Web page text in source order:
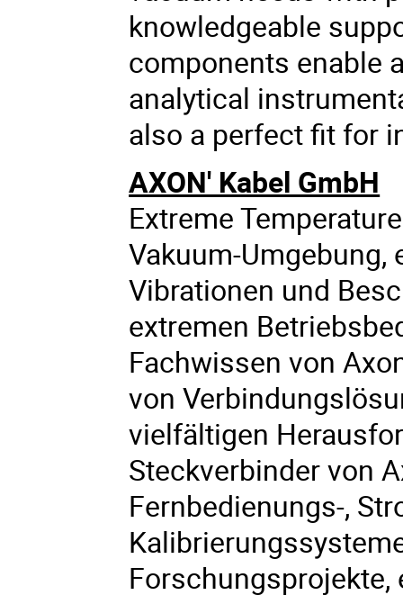
knowledgeable
components enable
analytical
also a perfect fit for
AXON' Kabel GmbH
Extreme
Vakuum-
Vibrationen und
extremen
Fachwissen von
von
vielfältigen
Steckverbinder von
Fernbedienungs-,